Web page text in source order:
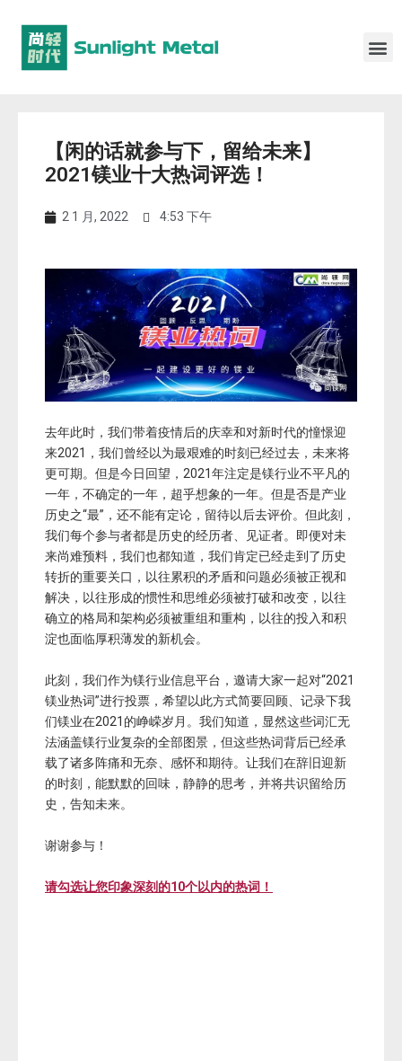
【闲的话就参与下，留给未来】
2021镁业十大热词评选！
2 1 月, 2022 4:53 下午
去年此时，我们带着疫情后的庆幸和对新时代的憧憬迎
来2021，我们曾经以为最艰难的时刻已经过去，未来将
更可期。但是今日回望，2021年注定是镁行业不平凡的
一年，不确定的一年，超乎想象的一年。但是否是产业
历史之“最”，还不能有定论，留待以后去评价。但此刻，
我们每个参与者都是历史的经历者、见证者。即便对未
来尚难预料，我们也都知道，我们肯定已经走到了历史
转折的重要关口，以往累积的矛盾和问题必须被正视和
解决，以往形成的惯性和思维必须被打破和改变，以往
确立的格局和架构必须被重组和重构，以往的投入和积
淀也面临厚积薄发的新机会。
此刻，我们作为镁行业信息平台，邀请大家一起对“2021
镁业热词”进行投票，希望以此方式简要回顾、记录下我
们镁业在2021的峥嵘岁月。我们知道，显然这些词汇无
法涵盖镁行业复杂的全部图景，但这些热词背后已经承
载了诸多阵痛和无奈、感怀和期待。让我们在辞旧迎新
的时刻，能默默的回味，静静的思考，并将共识留给历
史，告知未来。
谢谢参与！
请勾选让您印象深刻的10个以内的热词！